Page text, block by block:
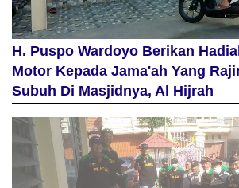
H. Puspo Wardoyo Berikan
Motor Kepada Jama'ah Yang
Subuh Di Masjidnya, Al Hijrah